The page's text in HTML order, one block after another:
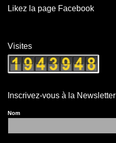
Likez la page Facebook
Visites
Inscrivez-vous à la Newsletter
Nom